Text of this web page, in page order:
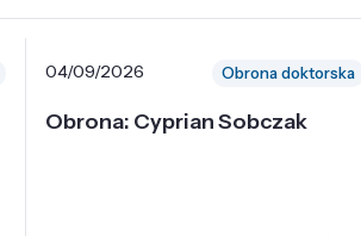
04/09/2026 Obrona doktorska
Obrona: Cyprian Sobczak